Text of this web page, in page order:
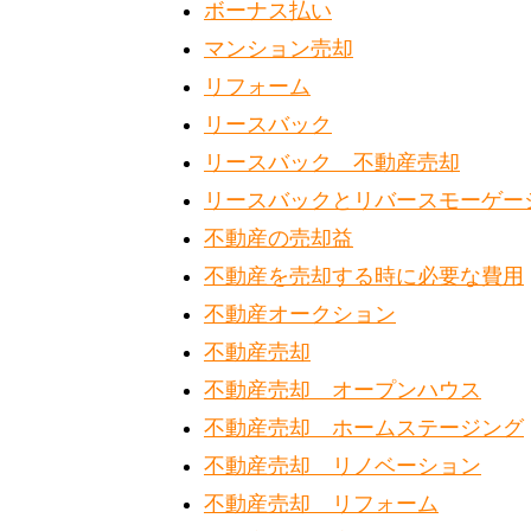
ボーナス払い
マンション売却
リフォーム
リースバック
リースバック 不動産売却
リースバックとリバースモーゲー
不動産の売却益
不動産を売却する時に必要な費用
不動産オークション
不動産売却
不動産売却 オープンハウス
不動産売却 ホームステージング
不動産売却 リノベーション
不動産売却 リフォーム